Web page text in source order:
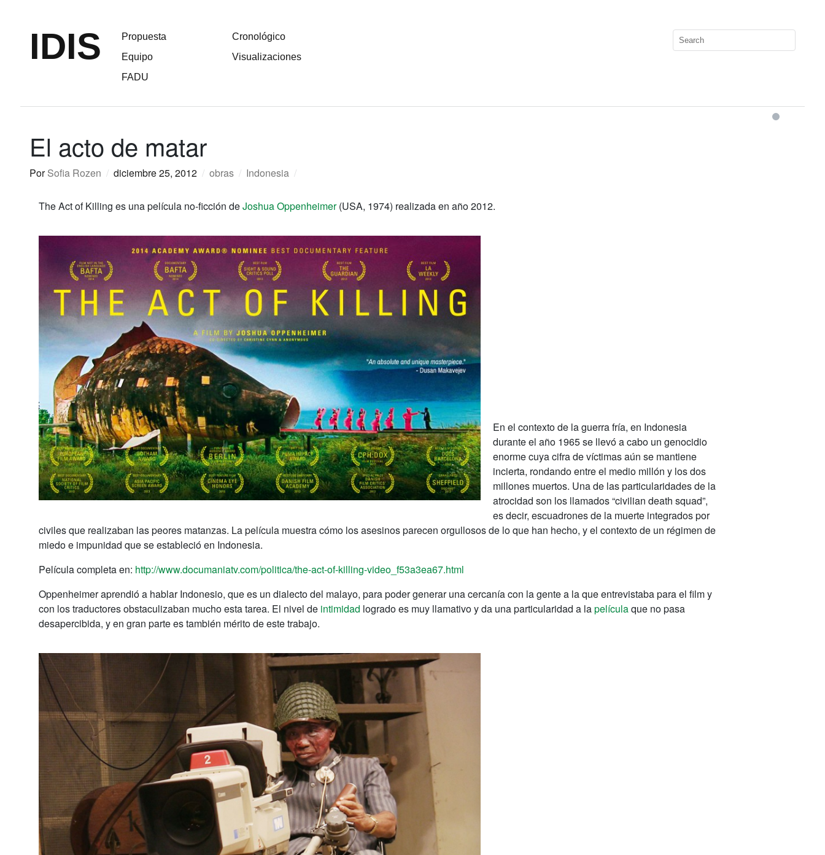
IDIS
Propuesta
Equipo
FADU
Cronológico
Visualizaciones
El acto de matar
PorSofia Rozen / diciembre 25, 2012 / obras / Indonesia /
The Act of Killing es una película no-ficción deJoshua Oppenheimer(USA, 1974) realizada en año 2012.
En el contexto de la guerra fría, en Indonesia
durante el año 1965 se llevó a cabo un genocidio
enorme cuya cifra de víctimas aún se mantiene
incierta, rondando entre el medio millón y los dos
millones muertos. Una de las particularidades de la
atrocidad son los llamados “civilian death squad”,
es decir, escuadrones de la muerte integrados por
civiles que realizaban las peores matanzas. La película muestra cómo los asesinos parecen orgullosos de lo que han hecho, y el contexto de un régimen de
miedo e impunidad que se estableció en Indonesia.
Película completa en: http://www.documaniatv.com/politica/the-act-of-killing-video_f53a3ea67.html
Oppenheimer aprendió a hablar Indonesio, que es un dialecto del malayo, para poder generar una cercanía con la gente a la que entrevistaba para el film y
con los traductores obstaculizaban mucho esta tarea. El nivel de intimidad logrado es muy llamativo y da una particularidad a lapelículaque no pasa
desapercibida, y en gran parte es también mérito de este trabajo.